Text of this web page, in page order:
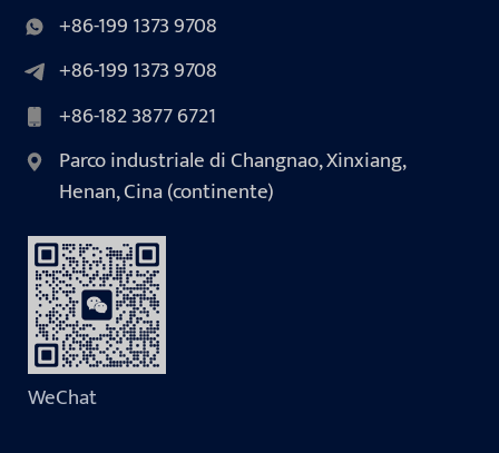
+86-199 1373 9708
+86-199 1373 9708
+86-182 3877 6721
Parco industriale di Changnao, Xinxiang,
Henan, Cina (continente)
WeChat